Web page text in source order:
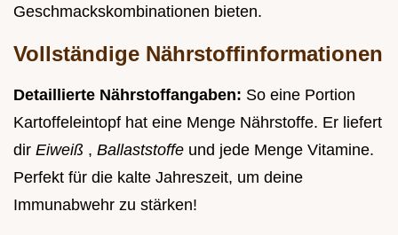
Geschmackskombinationen bieten.
Vollständige Nährstoffinformationen
Detaillierte Nährstoffangaben: So eine Portion
Kartoffeleintopf hat eine Menge Nährstoffe. Er liefert
dir Eiweiß , Ballaststoffe und jede Menge Vitamine.
Perfekt für die kalte Jahreszeit, um deine
Immunabwehr zu stärken!